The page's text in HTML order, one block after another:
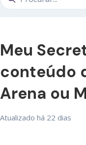
Meu
conteúdo
Arena ou
Atualizado há 22 dias